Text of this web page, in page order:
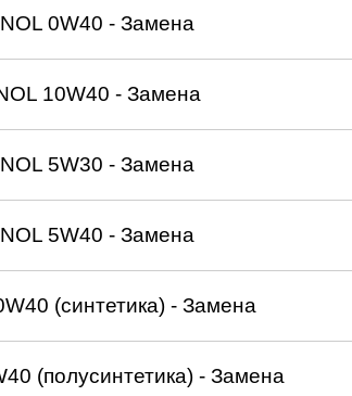
0W40 - Замена
10W40 - Замена
5W30 - Замена
5W40 - Замена
(синтетика) - Замена
(полусинтетика) - Замена